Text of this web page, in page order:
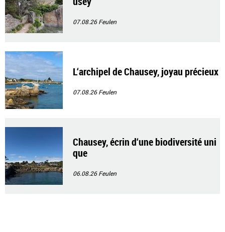
07.08.26Feulen
L‘archipel de Chausey, joyau précieux
07.08.26Feulen
Chausey, écrin d‘une biodiversité uni
que
06.08.26Feulen